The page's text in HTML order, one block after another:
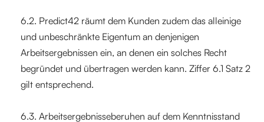
6.2. Predict42 räumt dem Kunden zudem das alleinige
und unbeschränkte Eigentum an denjenigen
Arbeitsergebnissen ein, an denen ein solches Recht
begründet und übertragen werden kann. Ziffer 6.1 Satz 2
gilt entsprechend.
6.3. Arbeitsergebnisseberuhen auf dem Kenntnisstand